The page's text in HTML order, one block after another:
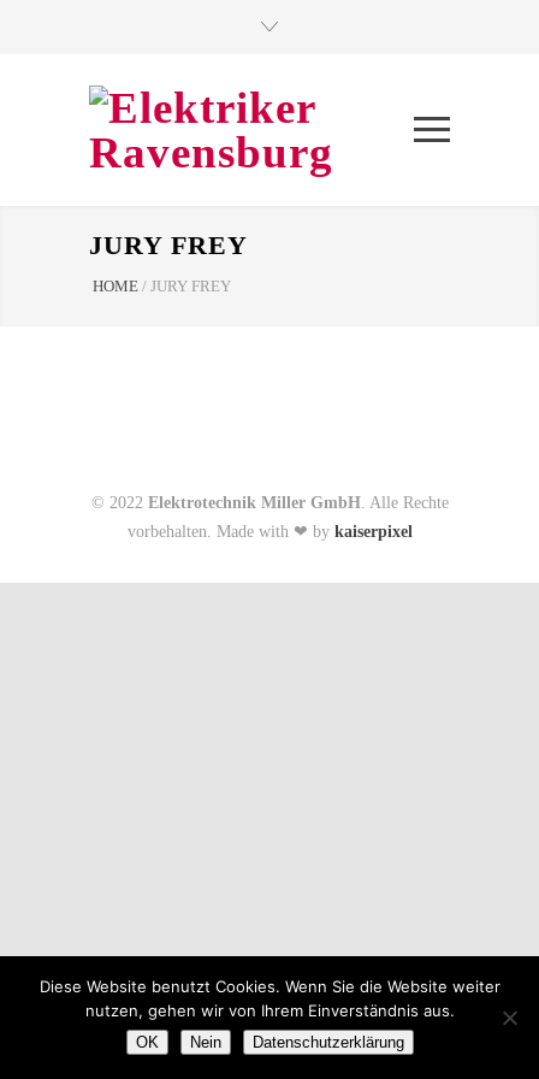
JURY FREY
HOME / JURY FREY
© 2022Elektrotechnik Miller GmbH. Alle Rechte
vorbehalten. Made with ❤ by kaiserpixel
Diese Website benutzt Cookies. Wenn Sie die Website weiter
nutzen, gehen wir von Ihrem Einverständnis aus.
OK Nein Datenschutzerklärung